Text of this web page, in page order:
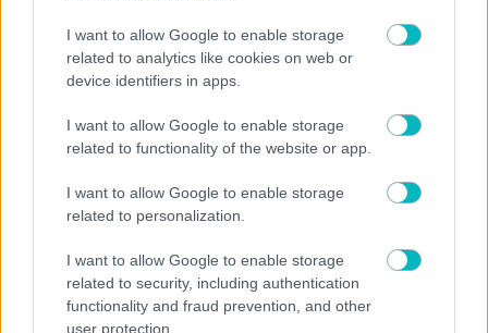
I want to allow Google to enable storage
related to analytics like cookies on web or
device identifiers in apps.
I want to allow Google to enable storage
related to functionality of the website or app.
I want to allow Google to enable storage
related to personalization.
I want to allow Google to enable storage
related to security, including authentication
functionality and fraud prevention, and other
user protection.